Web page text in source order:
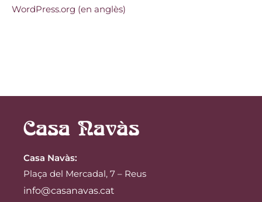
WordPress.org (en anglès)
Casa Navàs:
Plaça del Mercadal, 7 – Reus
info@casanavas.cat